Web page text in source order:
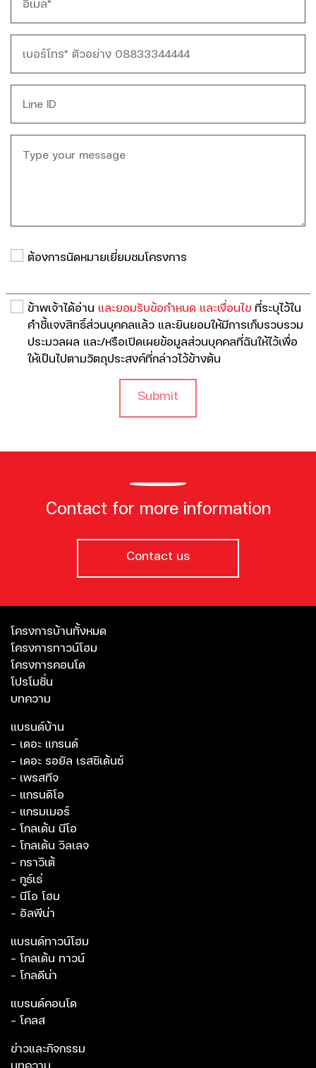
ต้องการนัดหมายเยี่ยมชมโครงการ
ข้าพเจ้าได้อ่าน และยอมรับข้อกำหนด และเงื่อนไข ที่ระบุไว้ใน
คำชี้แจงสิทธิ์ส่วนบุคคลแล้ว และยินยอมให้มีการเก็บรวบรวม
ประมวลผล และ/หรือเปิดเผยข้อมูลส่วนบุคคลที่ฉันให้ไว้เพื่อ
ให้เป็นไปตามวัตถุประสงค์ที่กล่าวไว้ข้างต้น
Submit
Contact for more information
Contact us
โครงการบ้านทั้งหมด
โครงการทาวน์โฮม
โครงการคอนโด
โปรโมชั่น
บทความ
แบรนด์บ้าน
- เดอะ แกรนด์
- เดอะ รอยัล เรสซิเด้นซ์
- เพรสทีจ
- แกรนดิโอ
- แกรมเมอร์
- โกลเด้น นีโอ
- โกลเด้น วิลเลจ
- กราวิเต้
- กูธ์เธ่
- นีโอ โฮม
- อัลพีน่า
แบรนด์ทาวน์โฮม
- โกลเด้น ทาวน์
- โกลดีน่า
แบรนด์คอนโด
- โคลส
ข่าวและกิจกรรม